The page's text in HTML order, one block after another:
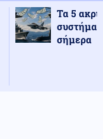
Τα 5
σήμερα